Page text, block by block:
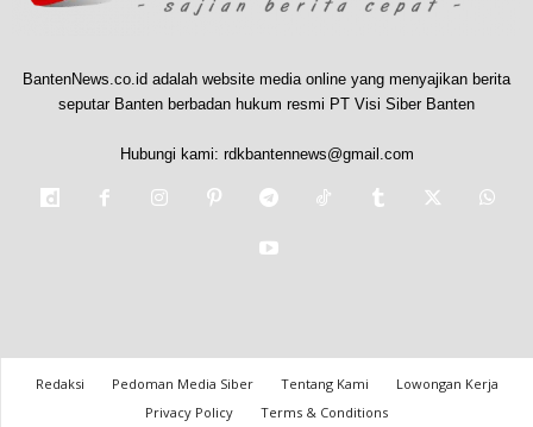
BantenNews.co.id adalah website media online yang menyajikan berita
seputar Banten berbadan hukum resmi PT Visi Siber Banten
Hubungi kami: rdkbantennews@gmail.com
Redaksi Pedoman Media Siber Tentang Kami
Lowongan Kerja
Privacy Policy
Terms & Conditions